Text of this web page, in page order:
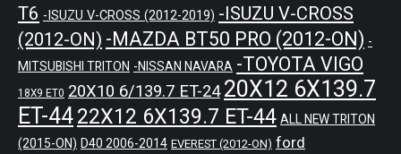
T6 -ISUZU V-CROSS (2012-2019) -ISUZU V-CROSS
(2012-ON) -MAZDA BT50 PRO (2012-ON) -
MITSUBISHI TRITON -NISSAN NAVARA -TOYOTA VIGO
18X9 ET0 20X10 6/139.7 ET-24 20X12 6X139.7
ET-4422X12 6X139.7 ET-44 ALL NEW TRITON
(2015-ON) D40 2006-2014 EVEREST (2012-ON) ford